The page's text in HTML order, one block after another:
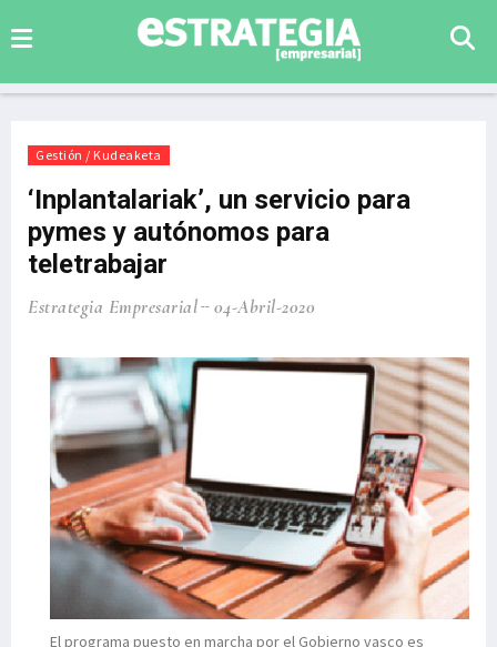
Gestión / Kudeaketa
‘Inplantalariak’, un servicio para
pymes y autónomos para
teletrabajar
Estrategia Empresarial 04-Abril-2020
El programa puesto en marcha por el Gobierno vasco es